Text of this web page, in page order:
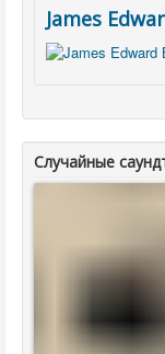
James
Случайные